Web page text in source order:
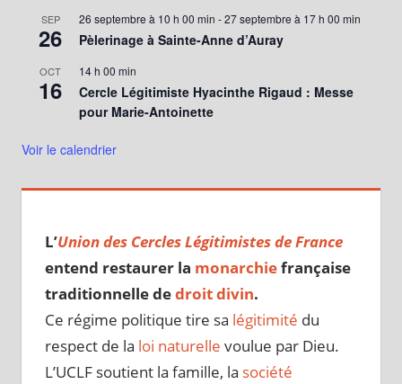
SEP
26
26 septembre à 10 h 00 min -27 septembre à 17 h 00 min
Pèlerinage à Sainte-Anne d’Auray
OCT
16
14 h 00 min
Cercle Légitimiste Hyacinthe Rigaud : Messe
pour Marie-Antoinette
Voir le calendrier
L’Union des Cercles Légitimistes de France
entend restaurer la monarchiefrançaise
traditionnelle dedroit divin.
Ce régime politique tire sa légitimité du
respect de la loi naturelle voulue par Dieu.
L’UCLF soutient la famille, la société